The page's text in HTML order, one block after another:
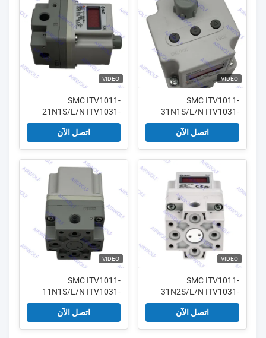
VIDEO
SMC ITV1011-
31N1S/L/N ITV1031-
31N1S/L/N ITV1051-
31N1S/L/N المنظم
اتصل الآن
VIDEO
SMC ITV1011-
21N1S/L/N ITV1031-
21N1S/L/N ITV1051-
21N1S/L/N منظم هوائي
اتصل الآن
VIDEO
SMC ITV1011-
31N2S/L/N ITV1031-
31N2S/L/N ITV1051-
31N2S/L/N منظم هوائي
اتصل الآن
VIDEO
SMC ITV1011-
11N1S/L/N ITV1031-
11N1S/L/N ITV1051-
11N1S/L/N منظم هوائي
اتصل الآن